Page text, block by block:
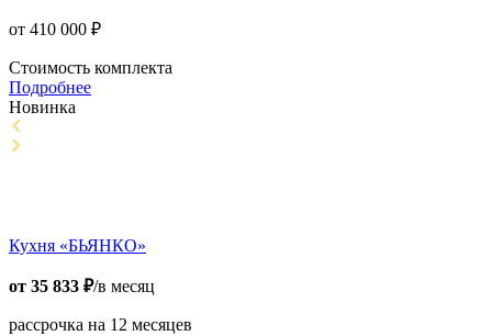
от 410 000 ₽
Стоимость комплекта
Подробнее
Новинка
Кухня «БЬЯНКО»
от 35 833 ₽/в месяц
рассрочка на 12 месяцев